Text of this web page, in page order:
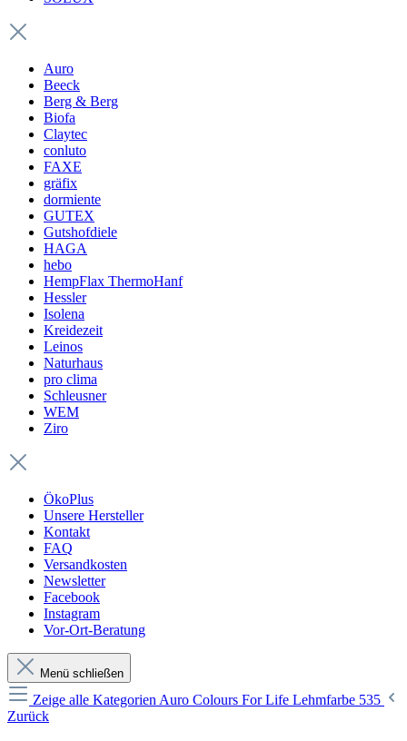
Auro
Beeck
Berg & Berg
Biofa
Claytec
conluto
FAXE
gräfix
dormiente
GUTEX
Gutshofdiele
HAGA
hebo
HempFlax ThermoHanf
Hessler
Isolena
Kreidezeit
Leinos
Naturhaus
pro clima
Schleusner
WEM
Ziro
ÖkoPlus
Unsere Hersteller
Kontakt
FAQ
Versandkosten
Newsletter
Facebook
Instagram
Vor-Ort-Beratung
Menü schließen
Zeige alle Kategorien Auro Colours For Life Lehmfarbe 535
Zurück